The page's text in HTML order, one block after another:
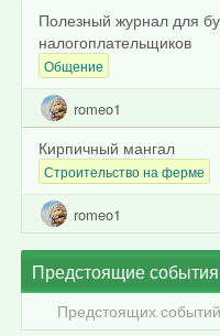
Полезный журнал для
налогоплательщиков
Общение
romeo1
Кирпичный мангал
Строительство на ферме
romeo1
Предстоящие события
Предстоящих